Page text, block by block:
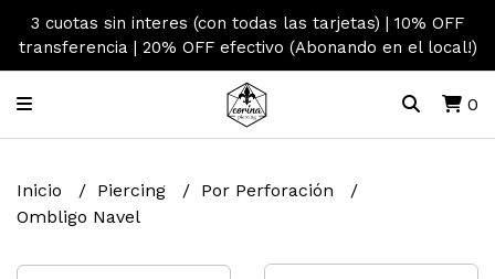
3 cuotas sin interes (con todas las tarjetas) | 10% OFF
transferencia | 20% OFF efectivo (Abonando en el local!)
0
Inicio Piercing
Por Perforación
Ombligo Navel